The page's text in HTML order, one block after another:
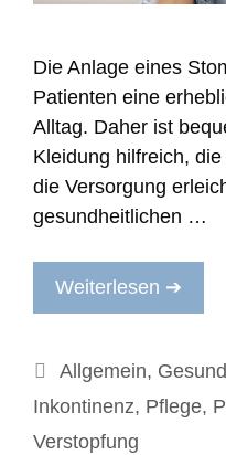
Die Anlage eines
Patienten eine
Alltag. Daher ist
Kleidung hilfreich,
die Versorgung
gesundheitlichen …
Weiterlesen ➔
Kategorien
Allgemein,
Inkontinenz, Pflege,
Verstopfung